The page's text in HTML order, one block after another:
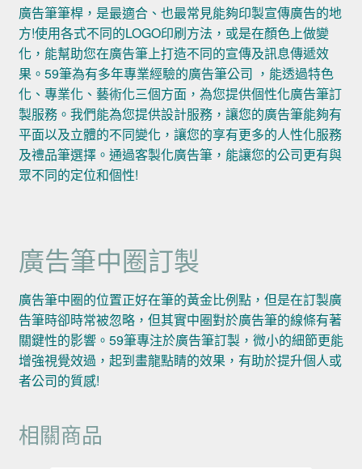
廣告筆筆桿，是最適合、也最常見能夠印製宣傳廣告的地
方!使用各式不同的LOGO印刷方法，或是在顏色上做變
化，能幫助您在廣告筆上打造不同的宣傳及訊息傳遞效
果。59筆為有多年專業經驗的廣告筆公司 ，能透過特色
化、專業化、藝術化三個方面，為您提供個性化廣告筆訂
製服務。我們能為您提供設計服務，讓您的廣告筆能夠有
平面以及立體的不同變化，讓您的享有更多的人性化服務
及禮品筆選擇。通過客製化廣告筆，能讓您的公司更有與
眾不同的定位和個性!
廣告筆中圈訂製
廣告筆中圈的位置正好在筆的黃金比例點，但是在訂製廣
告筆時卻時常被忽略，但其實中圈對於廣告筆的線條有著
關鍵性的影響。59筆專注於廣告筆訂製，微小的細節更能
增強視覺效過，起到畫龍點睛的效果，有助於提升個人或
者公司的質感!
相關商品